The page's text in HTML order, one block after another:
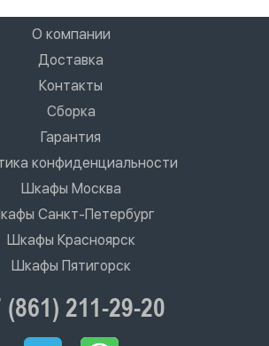
О компании
Доставка
Контакты
Сборка
Гарантия
конфиденциальности
Шкафы Москва
Санкт-Петербург
Шкафы Красноярск
Шкафы Пятигорск
(861) 211-29-20